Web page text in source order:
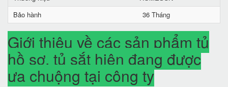
Bảo hành
36 Tháng
Giới thiệu về các sản phẩm tủ
hồ sơ, tủ sắt hiện đang được
ưa chuộng tại công ty